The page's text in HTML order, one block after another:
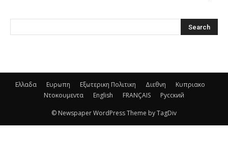
Ελλαδα Ευρωπη Εξωτερικη Πολιτικη Διεθνη
Κυπριακο
Ντοκουμεντα
English FRANÇAIS Русский
© Newspaper WordPress Theme by TagDiv